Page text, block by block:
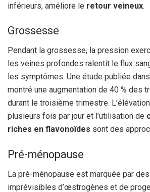
inférieurs, améliore le retour veineux.
Grossesse
Pendant la grossesse, la pression
les veines profondes ralentit le flux
les symptômes. Une étude publiée dans
montré une augmentation de 40 % des
durant le troisième trimestre.
plusieurs fois par jour et l’utilisation de
riches en flavonoïdes sont des
Pré-ménopause
La pré-ménopause est marquée par
imprévisibles d’œstrogènes et de